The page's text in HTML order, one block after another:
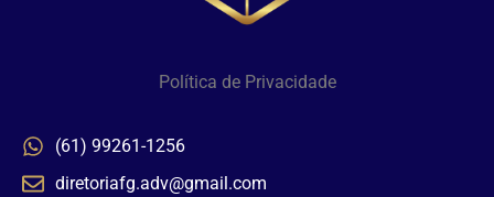
Política de Privacidade
(61) 99261-1256
diretoriafg.adv@gmail.com